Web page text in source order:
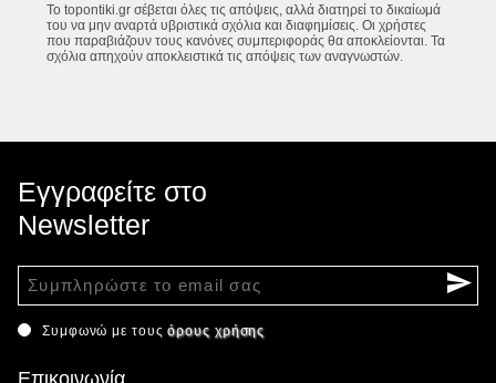
Το topontiki.gr σέβεται όλες τις απόψεις, αλλά διατηρεί το δικαίωμά
του να μην αναρτά υβριστικά σχόλια και διαφημίσεις. Οι χρήστες
που παραβιάζουν τους κανόνες συμπεριφοράς θα αποκλείονται. Τα
σχόλια απηχούν αποκλειστικά τις απόψεις των αναγνωστών.
Εγγραφείτε στο
Newsletter
Συμφωνώ με τουςόρους χρήσης
Επικοινωνία